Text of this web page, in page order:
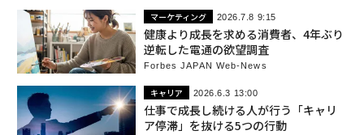
マーケティング 2026.7.8 9:15
健康より成長を求める消費者、4年ぶり
逆転した電通の欲望調査
Forbes JAPAN Web-News
キャリア 2026.6.3 13:00
仕事で成長し続ける人が行う「キャリ
ア停滞」を抜ける5つの行動